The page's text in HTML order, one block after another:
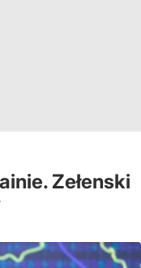
Zełenski